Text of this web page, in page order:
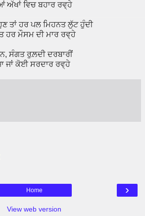
ਅੱਖਾਂ ਵਿਚ ਬਹਾਰ ਰਵ੍ਹੇ
ਤਾਂ ਹਰ ਪਲ ਮਿਹਨਤ ਲੁੱਟ ਹੁੰਦੀ
ਹਰ ਮੌਸਮ ਦੀ ਮਾਰ ਰਵ੍ਹੇ
ਸੰਗਤ ਰੁਲ਼ਦੀ ਦਰਬਾਰੀਂ
ਜਾਂ ਕੋਈ ਸਰਦਾਰ ਰਵ੍ਹੇ
›
Home
View web version